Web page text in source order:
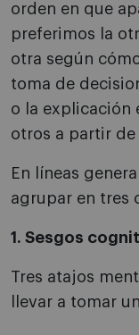
orden en que
preferimos la
otra según
toma de
o la explicación
otros a partir de
En líneas
agrupar en tres
1. Sesgos
Tres atajos
llevar a tomar